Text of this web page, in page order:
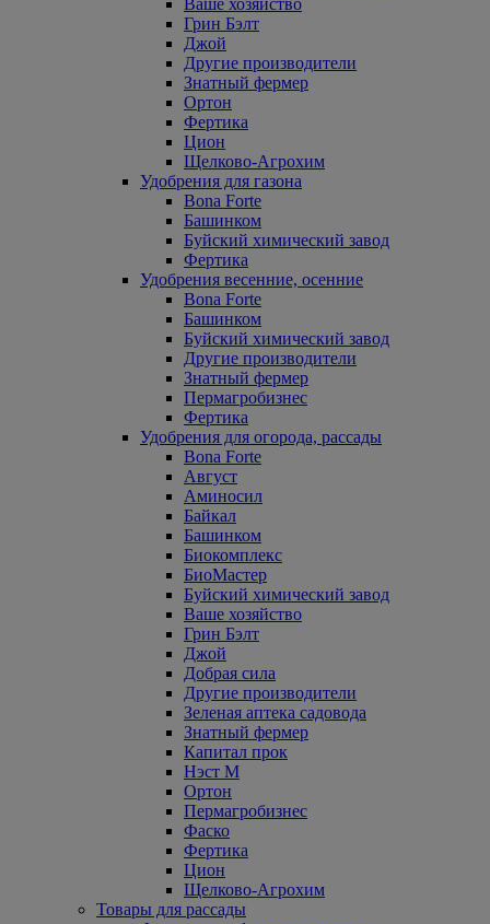
Ваше хозяйство
Грин Бэлт
Джой
Другие производители
Знатный фермер
Ортон
Фертика
Цион
Щелково-Агрохим
Удобрения для газона
Bona Forte
Башинком
Буйский химический завод
Фертика
Удобрения весенние, осенние
Bona Forte
Башинком
Буйский химический завод
Другие производители
Знатный фермер
Пермагробизнес
Фертика
Удобрения для огорода, рассады
Bona Forte
Август
Аминосил
Байкал
Башинком
Биокомплекс
БиоМастер
Буйский химический завод
Ваше хозяйство
Грин Бэлт
Джой
Добрая сила
Другие производители
Зеленая аптека садовода
Знатный фермер
Капитал прок
Нэст М
Ортон
Пермагробизнес
Фаско
Фертика
Цион
Щелково-Агрохим
Товары для рассады